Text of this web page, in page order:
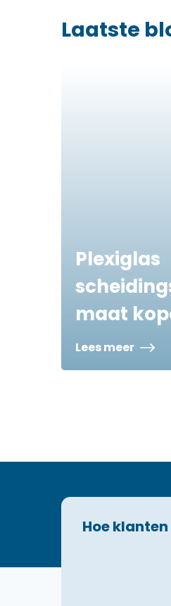
Laatste
Plexiglas
maat
Lees meer
Hoe